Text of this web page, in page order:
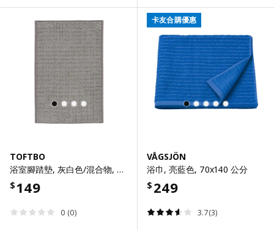
TOFTBO
浴室腳踏墊, 灰白色/混合物, 40x60 公分
$149
0 (0)
卡友合購優惠
VÅGSJÖN
浴巾, 亮藍色, 70x140 公分
$ 249
3.7(3)